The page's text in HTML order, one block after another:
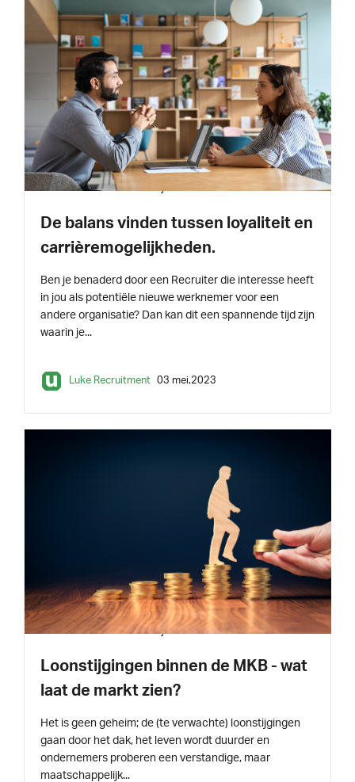
INSPIRATIE 2 min leestijd
De balans vinden tussen loyaliteit en
carrièremogelijkheden.
Ben je benaderd door een Recruiter die interesse heeft
in jou als potentiële nieuwe werknemer voor een
andere organisatie? Dan kan dit een spannende tijd zijn
waarin je...
Luke Recruitment 03 mei,2023
INSPIRATIE 3 min leestijd
Loonstijgingen binnen de MKB - wat
laat de markt zien?
Het is geen geheim; de (te verwachte) loonstijgingen
gaan door het dak, het leven wordt duurder en
ondernemers proberen een verstandige, maar
maatschappelijk...